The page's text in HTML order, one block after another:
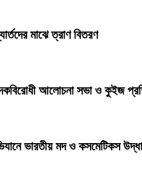
মাঝে ত্রাণ বিতরণ
আলোচনা সভা ও কুইজ
ভারতীয় মদ ও কসমেটিকস